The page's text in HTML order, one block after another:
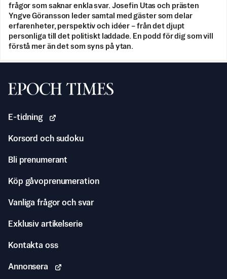
frågor som saknar enkla svar. Josefin Utas och prästen
Yngve Göransson leder samtal med gäster som delar
erfarenheter, perspektiv och idéer – från det djupt
personliga till det politiskt laddade. En podd för dig som vill
förstå mer än det som syns på ytan.
Svenska Epoch Times
E-tidning
Korsord och sudoku
Bli prenumerant
Köp gåvoprenumeration
Vanliga frågor och svar
Exklusiv artikelserie
Kontakta oss
Annonsera